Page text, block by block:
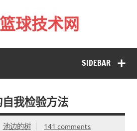
球技术网
SIDEBAR
我检验方法
池边的树 141 comments